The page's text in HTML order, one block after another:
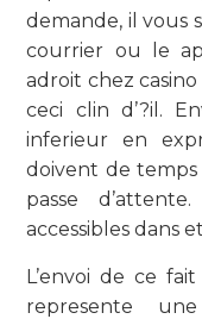
demande, il vous
courrier ou le
adroit chez
ceci clin d’?il.
inferieur en
doivent de
passe
accessibles dans
L’envoi de ce
represente